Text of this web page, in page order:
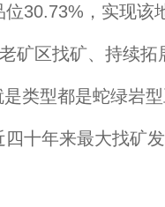
，实现该
矿区找矿、持续拓
类型都是蛇绿岩
十年来最大找矿